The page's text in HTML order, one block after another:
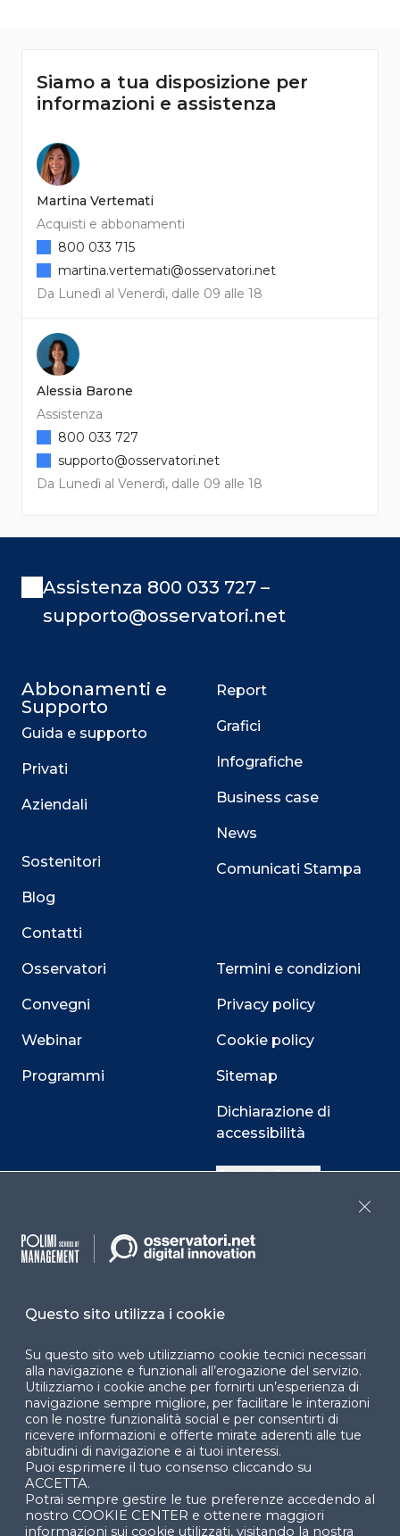
Siamo a tua disposizione per
informazioni e assistenza
Martina Vertemati
Acquisti e abbonamenti
Da Lunedì al Venerdì, dalle 09 alle 18
800 033 715
martina.vertemati@osservatori.net
Alessia Barone
Assistenza
Da Lunedì al Venerdì, dalle 09 alle 18
800 033 727
supporto@osservatori.net
Assistenza 800 033 727 –
supporto@osservatori.net
Abbonamenti e
Supporto
Guida e supporto
Privati
Aziendali
Sostenitori
Blog
Contatti
Osservatori
Convegni
Webinar
Programmi
Report
Grafici
Infografiche
Business case
News
Comunicati Stampa
Termini e condizioni
Privacy policy
Cookie policy
Sitemap
Dichiarazione di
accessibilità
Cookie Center
Facebook LinkedIn
© 2024 Copyright © Politecnico di Milano Dipartimento
di Ingegneria Gestionale
Questo sito utilizza i cookie
Su questo sito web utilizziamo cookie tecnici necessari
alla navigazione e funzionali all’erogazione del servizio.
Utilizziamo i cookie anche per fornirti un’esperienza di
navigazione sempre migliore, per facilitare le interazioni
con le nostre funzionalità social e per consentirti di
ricevere informazioni e offerte mirate aderenti alle tue
abitudini di navigazione e ai tuoi interessi.
Puoi esprimere il tuo consenso cliccando su
ACCETTA.
Potrai sempre gestire le tue preferenze accedendo al
nostro COOKIE CENTER e ottenere maggiori
informazioni sui cookie utilizzati, visitando la nostra